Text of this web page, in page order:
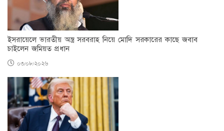
ইসরায়েলে ভারতীয় অস্ত্র সরবরাহ নিয়ে মোদি সরকারের কাছে জবাব
চাইলেন জমিয়ত প্রধান
০৩/০৮/২০২৬